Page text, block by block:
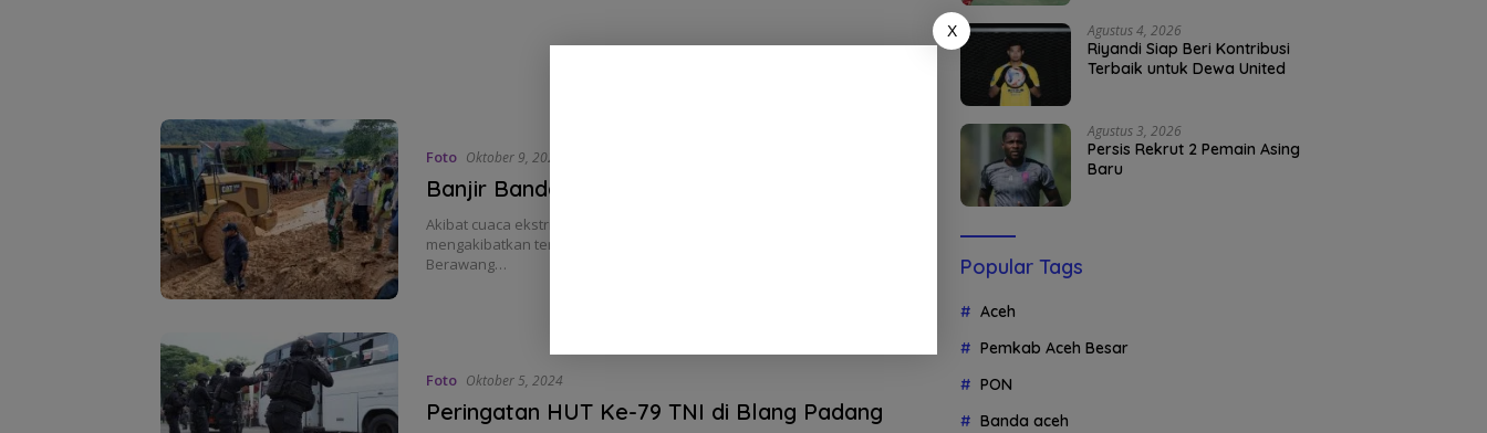
Foto Oktober 9, 2024
Banjir Bandang dan Longsor di Aceh Tengah
Akibat cuaca ekstrim yang melanda Kabupaten Aceh Tengah,
mengakibatkan tertimbunnya badan jalan akses menuju Pepalang-
Berawang…
Foto Oktober 5, 2024
Peringatan HUT Ke-79 TNI di Blang Padang
Agustus 4, 2026
Riyandi Siap Beri Kontribusi
Terbaik untuk Dewa United
Agustus 3, 2026
Persis Rekrut 2 Pemain Asing
Baru
Popular Tags
Aceh
Pemkab Aceh Besar
PON
Banda aceh
X